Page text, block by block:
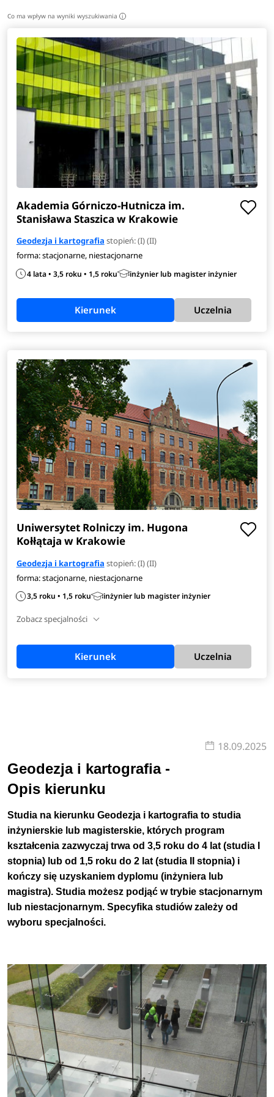
Co ma wpływ na wyniki wyszukiwania i
Akademia Górniczo-Hutnicza im.
Stanisława Staszica w Krakowie
Geodezja i kartografia stopień: (I) (II)
forma: stacjonarne, niestacjonarne
4 lata • 3,5 roku • 1,5 roku inżynier lub magister inżynier
Kierunek Uczelnia
Uniwersytet Rolniczy im. Hugona
Kołłątaja w Krakowie
Geodezja i kartografia stopień: (I) (II)
forma: stacjonarne, niestacjonarne
3,5 roku • 1,5 roku inżynier lub magister inżynier
Zobacz specjalności
Kierunek Uczelnia
18.09.2025
Geodezja i kartografia -
Opis kierunku
Studia na kierunku Geodezja i kartografia to studia
inżynierskie lub magisterskie, których program
kształcenia zazwyczaj trwa od 3,5 roku do 4 lat (studia I
stopnia) lub od 1,5 roku do 2 lat (studia II stopnia) i
kończy się uzyskaniem dyplomu (inżyniera lub
magistra). Studia możesz podjąć w trybie stacjonarnym
lub niestacjonarnym. Specyfika studiów zależy od
wyboru specjalności.